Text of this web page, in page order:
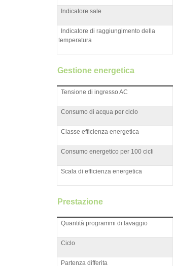
Indicatore sale
Indicatore di raggiungimento della
temperatura
Gestione energetica
Tensione di ingresso AC
Consumo di acqua per ciclo
Classe efficienza energetica
Consumo energetico per 100 cicli
Scala di efficienza energetica
Prestazione
Quantità programmi di lavaggio
Ciclo
Partenza differita